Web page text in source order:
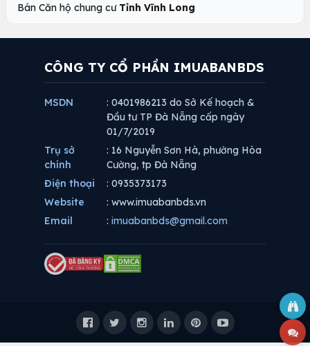
Bán Căn hộ chung cư Tỉnh Vĩnh Long
CÔNG TY CỔ PHẦN IMUABANBDS
MSDN
: 0401986213 do Sở Kế hoạch &
Đầu tư TP Đà Nẵng cấp ngày
01/7/2019
Trụ sở
chính
: 16 Nguyễn Sơn Hà, phường Hòa
Cường, tp Đà Nẵng
Điện thoại
: 0935373173
Website
: www.imuabanbds.vn
Email
: imuabanbds@gmail.com